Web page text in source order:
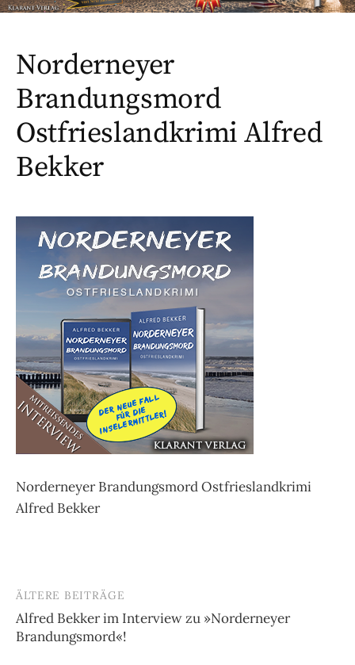
Norderneyer
Brandungsmord
Ostfrieslandkrimi Alfred
Bekker
Norderneyer Brandungsmord Ostfrieslandkrimi
Alfred Bekker
Beitragsnavigation
ÄLTERE BEITRÄGE
Alfred Bekker im Interview zu »Norderneyer
Brandungsmord«!